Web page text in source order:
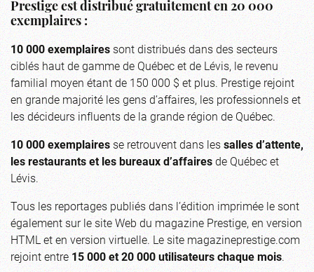
Prestige est distribué gratuitement en 20 000
exemplaires :
10 000 exemplairessont distribués dans des secteurs
ciblés haut de gamme de Québec et de Lévis, le revenu
familial moyen étant de 150 000 $ et plus. Prestige rejoint
en grande majorité les gens d’affaires, les professionnels et
les décideurs influents de la grande région de Québec.
10 000 exemplairesse retrouvent dans lessalles d’attente,
les restaurants et les bureaux d’affairesde Québec et
Lévis.
Tous les reportages publiés dans l’édition imprimée le sont
également sur le site Web du magazine Prestige, en version
HTML et en version virtuelle. Le site magazineprestige.com
rejoint entre15 000 et 20 000 utilisateurs chaque mois.